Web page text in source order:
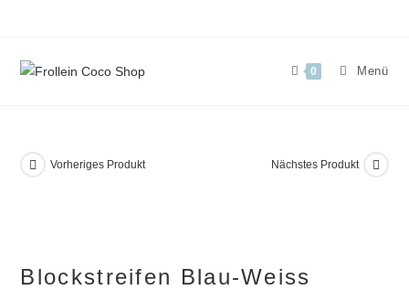
0 Menü
Vorheriges Produkt Nächstes Produkt
Blockstreifen Blau-Weiss